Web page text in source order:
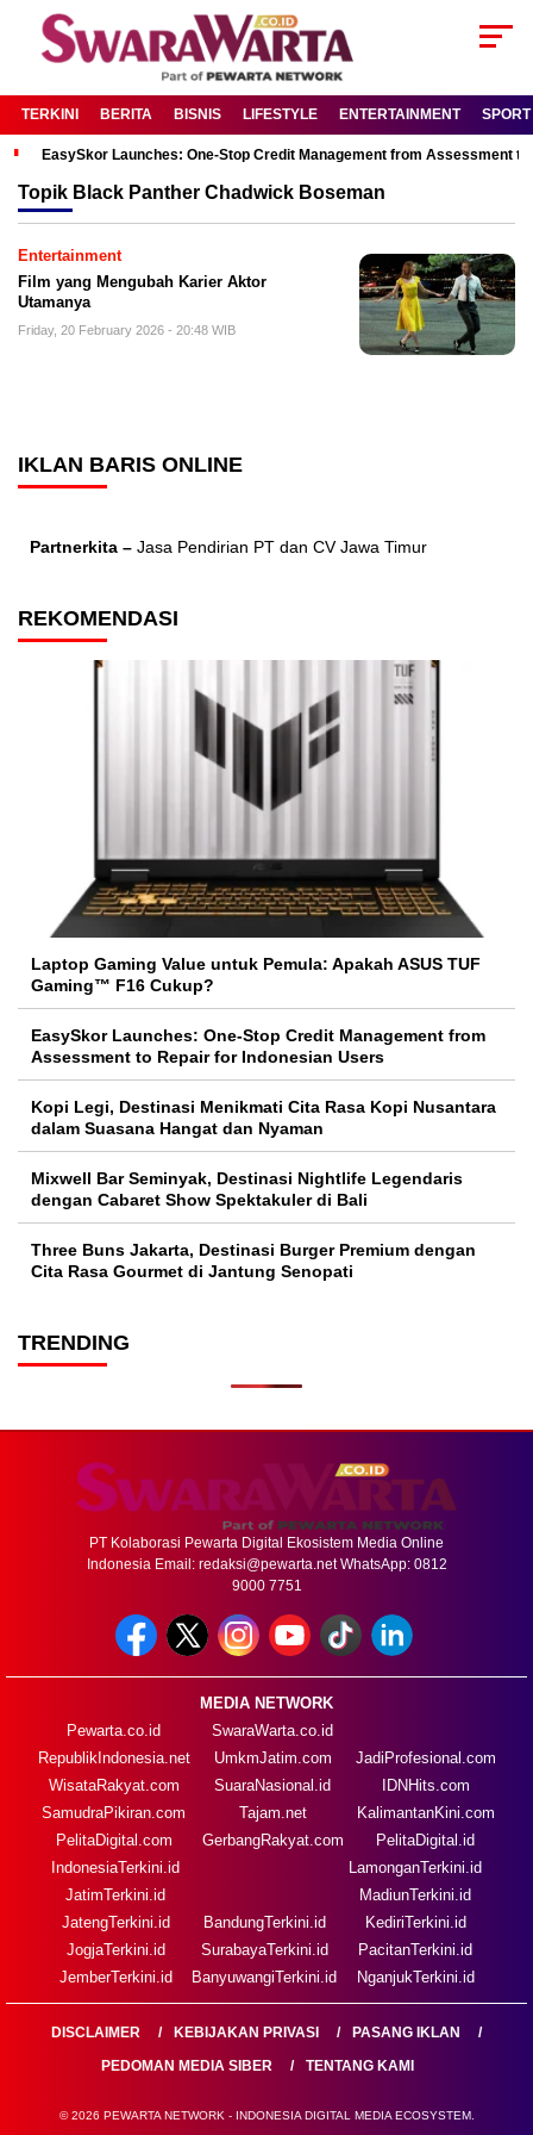
TERKINI BERITA BISNIS LIFESTYLE ENTERTAINMENT SPORT
EasySkor Launches: One-Stop Credit Management from Assessment
Topik Black Panther Chadwick Boseman
Entertainment
Film yang Mengubah Karier Aktor
Utamanya
Friday, 20 February 2026 - 20:48 WIB
IKLAN BARIS ONLINE
Partnerkita – Jasa Pendirian PT dan CV Jawa Timur
REKOMENDASI
Laptop Gaming Value untuk Pemula: Apakah ASUS TUF
Gaming™ F16 Cukup?
EasySkor Launches: One-Stop Credit Management from
Assessment to Repair for Indonesian Users
Kopi Legi, Destinasi Menikmati Cita Rasa Kopi Nusantara
dalam Suasana Hangat dan Nyaman
Mixwell Bar Seminyak, Destinasi Nightlife Legendaris
dengan Cabaret Show Spektakuler di Bali
Three Buns Jakarta, Destinasi Burger Premium dengan
Cita Rasa Gourmet di Jantung Senopati
TRENDING
PT Kolaborasi Pewarta Digital Ekosistem Media Online
Indonesia Email: redaksi@pewarta.netWhatsApp: 0812
9000 7751
MEDIA NETWORK
Pewarta.co.id
RepublikIndonesia.net
WisataRakyat.com
SamudraPikiran.com
PelitaDigital.com
SwaraWarta.co.id
UmkmJatim.com
SuaraNasional.id
Tajam.net
GerbangRakyat.com
JadiProfesional.com
IDNHits.com
KalimantanKini.com
PelitaDigital.id
IndonesiaTerkini.id
JatimTerkini.id
JatengTerkini.id
JogjaTerkini.id
JemberTerkini.id
BandungTerkini.id
SurabayaTerkini.id
BanyuwangiTerkini.id
LamonganTerkini.id
MadiunTerkini.id
KediriTerkini.id
PacitanTerkini.id
NganjukTerkini.id
DISCLAIMER KEBIJAKAN PRIVASI
PASANG IKLAN
PEDOMAN MEDIA SIBER
TENTANG KAMI
© 2026 PEWARTA NETWORK - INDONESIA DIGITAL MEDIA ECOSYSTEM.